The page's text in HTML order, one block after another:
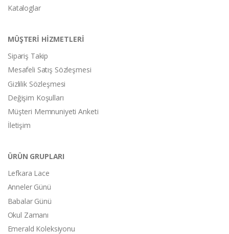
Kataloglar
MÜŞTERİ HİZMETLERİ
Sipariş Takip
Mesafeli Satış Sözleşmesi
Gizlilik Sözleşmesi
Değişim Koşulları
Müşteri Memnuniyeti Anketi
İletişim
ÜRÜN GRUPLARI
Lefkara Lace
Anneler Günü
Babalar Günü
Okul Zamanı
Emerald Koleksiyonu